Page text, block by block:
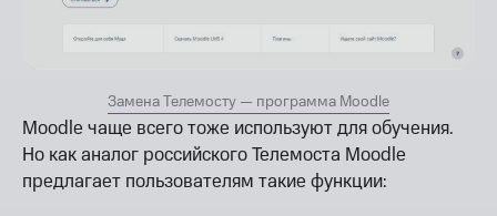
Замена Телемосту — программа Moodle
Moodle чаще всего тоже используют для обучения.
Но как аналог российского Телемоста Moodle
предлагает пользователям такие функции: